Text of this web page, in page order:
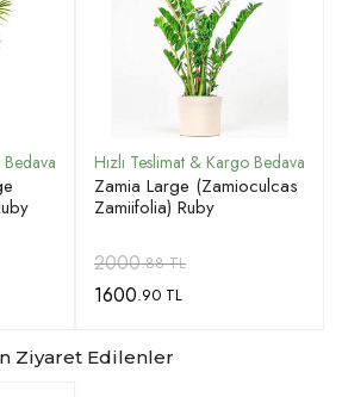
Zamia Large (Zamioculcas
Zamiifolia) Ruby
2000.88 TL
1600.90 TL
Ziyaret Edilenler